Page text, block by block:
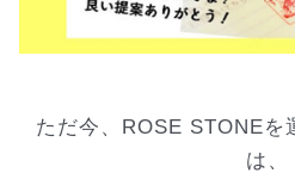
ただ今、ROSE STONEを
は、